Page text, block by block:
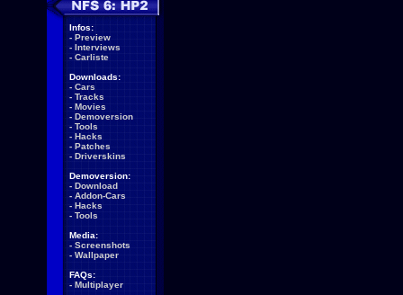
Infos:
- Preview
- Interviews
- Carliste
Downloads:
- Cars
- Tracks
- Movies
- Demoversion
- Tools
- Hacks
- Patches
- Driverskins
Demoversion:
- Download
- Addon-Cars
- Hacks
- Tools
Media:
- Screenshots
- Wallpaper
FAQs:
- Multiplayer